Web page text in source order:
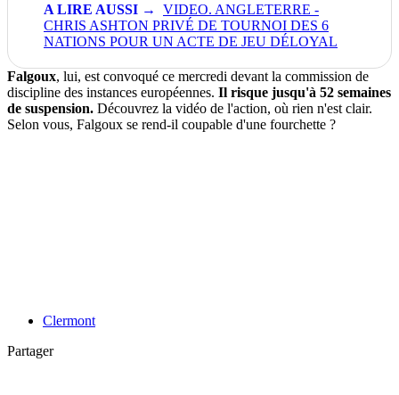
VIDEO. ANGLETERRE -
CHRIS ASHTON PRIVÉ DE TOURNOI DES 6
NATIONS POUR UN ACTE DE JEU DÉLOYAL
Falgoux, lui, est convoqué ce mercredi devant la commission de
discipline des instances européennes. Il risque jusqu'à 52 semaines
de suspension. Découvrez la vidéo de l'action, où rien n'est clair.
Selon vous, Falgoux se rend-il coupable d'une fourchette ?
Clermont
Partager